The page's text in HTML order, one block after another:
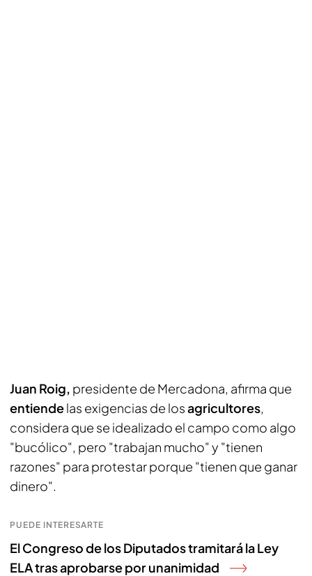
Juan Roig, presidente de Mercadona, afirma que
entiendelas exigencias de losagricultores,
considera que se idealizado el campo como algo
"bucólico", pero "trabajan mucho" y "tienen
razones" para protestar porque "tienen que ganar
dinero".
PUEDE INTERESARTE
El Congreso de los Diputados tramitará la Ley
ELA tras aprobarse por unanimidad